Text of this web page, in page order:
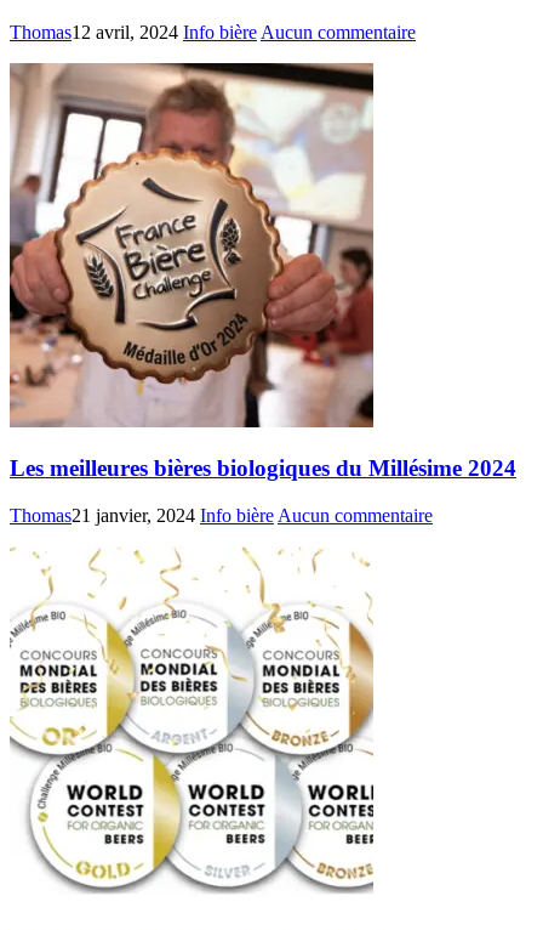
Thomas12 avril, 2024 Info bière Aucun commentaire
Les meilleures bières biologiques du Millésime 2024
Thomas21 janvier, 2024 Info bière Aucun commentaire